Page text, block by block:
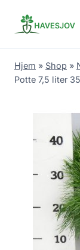
Hjem » Shop »
Potte 7,5 liter